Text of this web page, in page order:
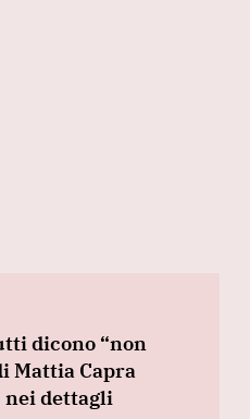
dicono “non
Mattia Capra
dettagli